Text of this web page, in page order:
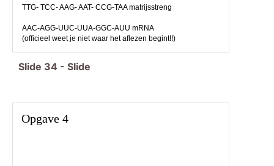
TTG- TCC- AAG- AAT- CCG-TAA matrijsstreng
AAC-AGG-UUC-UUA-GGC-AUU mRNA
(officieel weet je niet waar het aflezen begint!!)
Slide 34 - Slide
Opgave 4